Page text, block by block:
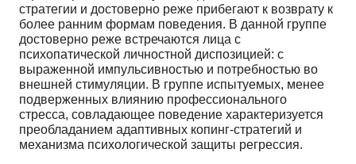
стратегии и достоверно реже прибегают к возврату к
более ранним формам поведения. В данной группе
достоверно реже встречаются лица с
психопатической личностной диспозицией: с
выраженной импульсивностью и потребностью во
внешней стимуляции. В группе испытуемых, менее
подверженных влиянию профессионального
стресса, совладающее поведение характеризуется
преобладанием адаптивных копинг-стратегий и
механизма психологической защиты регрессия.